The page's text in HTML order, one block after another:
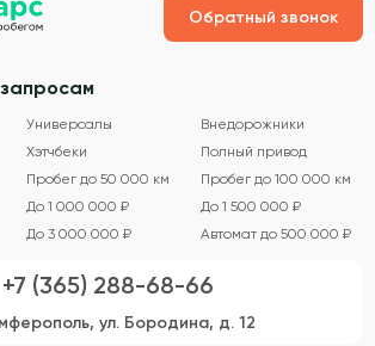
Обратный звонок
Универсалы
Внедорожники
Хэтчбеки
Полный привод
Пробег до 50 000 км
Пробег до 100 000 км
До 1 000 000 ₽
До 1 500 000 ₽
До 3 000 000 ₽ Автомат до 500 000 ₽
+7 (365) 288-68-66
ул. Бородина, д. 12